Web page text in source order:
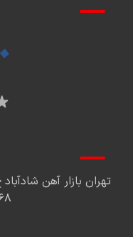
تهران بازار آهن
۱۶۸